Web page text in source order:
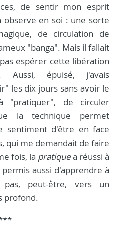
de sentir mon esprit
en soi : une sorte
de circulation de
"banga". Mais il fallait
espérer cette libération
Aussi, épuisé, j'avais
les dix jours sans avoir le
"pratiquer", de circuler
la technique permet
sentiment d'être en face
qui me demandait de faire
fois, la pratiquea réussi à
aussi d'apprendre à
peut-être, vers un
profond.